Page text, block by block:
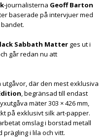
-journalisterna Geoff Barton
baserade på intervjuer med
Sabbath Matter ges ut i
går redan nu att
där den mest exklusiva
, begränsad till endast
mäter 303 × 426 mm,
på exklusivt silk art-papper.
omslag i borstad metall
i lila och vitt.